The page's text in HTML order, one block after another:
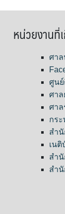
หน่วยงานที่
ศาล
ศูนย์
ศาล
ศา
กระ
สำ
เน
สำ
สำ